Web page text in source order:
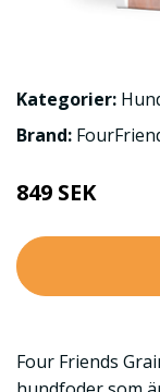
Kategorier:
Brand:
849 SEK
Four Friends